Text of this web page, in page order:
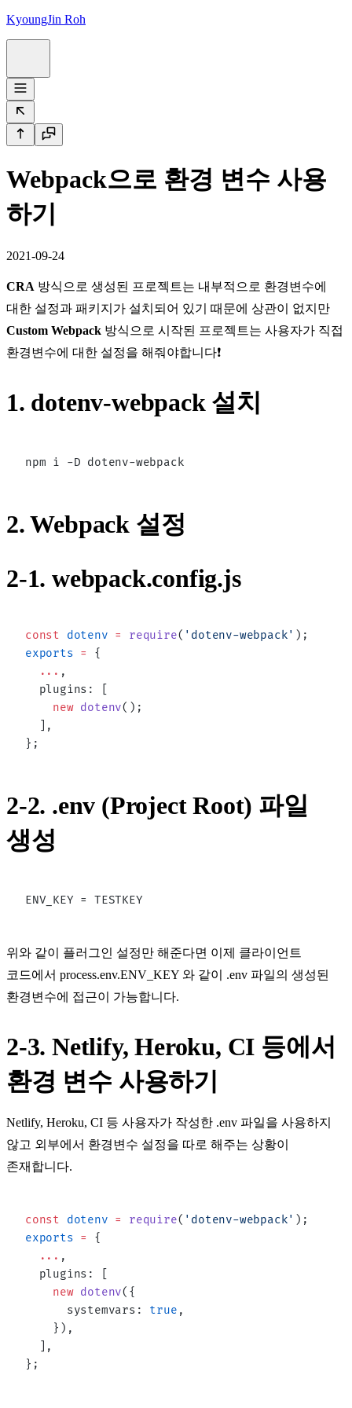
KyoungJin Roh
Webpack으로 환경 변수 사용
하기
2021-09-24
CRA 방식으로 생성된 프로젝트는 내부적으로 환경변수에
대한 설정과 패키지가 설치되어 있기 때문에 상관이 없지만
Custom Webpack 방식으로 시작된 프로젝트는 사용자가 직접
환경변수에 대한 설정을 해줘야합니다❗️
1. dotenv-webpack 설치
npm i -D dotenv-webpack
2. Webpack 설정
2-1. webpack.config.js
const dotenv = require( 'dotenv-webpack' );
exports =
{
  ...
,
  plugins: [
    new
dotenv();
  ],
};
2-2. .env (Project Root) 파일
생성
ENV_KEY = TESTKEY
위와 같이 플러그인 설정만 해준다면 이제 클라이언트
코드에서 process.env.ENV_KEY 와 같이 .env 파일의 생성된
환경변수에 접근이 가능합니다.
2-3. Netlify, Heroku, CI 등에서
환경 변수 사용하기
Netlify, Heroku, CI 등 사용자가 작성한 .env 파일을 사용하지
않고 외부에서 환경변수 설정을 따로 해주는 상황이
존재합니다.
const dotenv = require( 'dotenv-webpack' );
exports =
{
  ...
,
  plugins: [
    new
dotenv({
      systemvars:
true ,
    }),
  ],
};